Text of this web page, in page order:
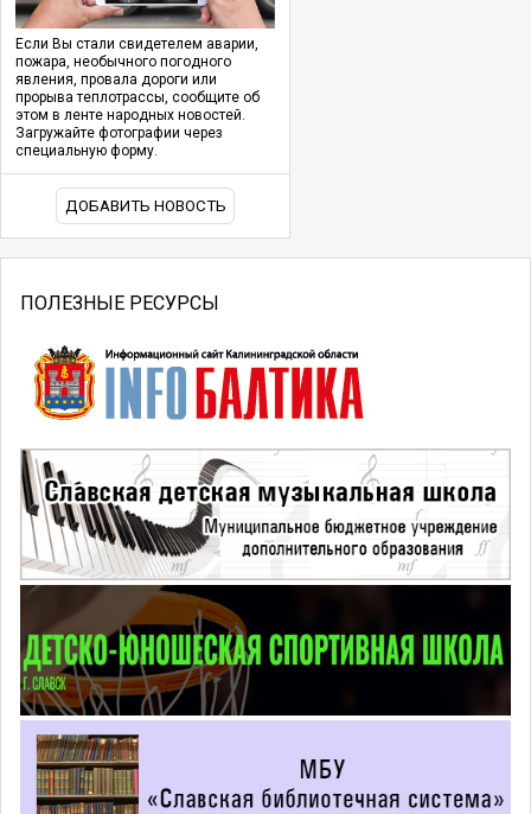
Если Вы стали свидетелем аварии,
пожара, необычного погодного
явления, провала дороги или
прорыва теплотрассы, сообщите об
этом в ленте народных новостей.
Загружайте фотографии через
специальную форму.
ДОБАВИТЬ НОВОСТЬ
ПОЛЕЗНЫЕ РЕСУРСЫ